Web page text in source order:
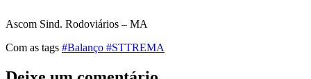
Ascom Sind. Rodoviários – MA
Com as tags #Balanço #STTREMA